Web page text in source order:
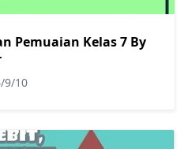
Pemuaian Kelas 7 By
9/10